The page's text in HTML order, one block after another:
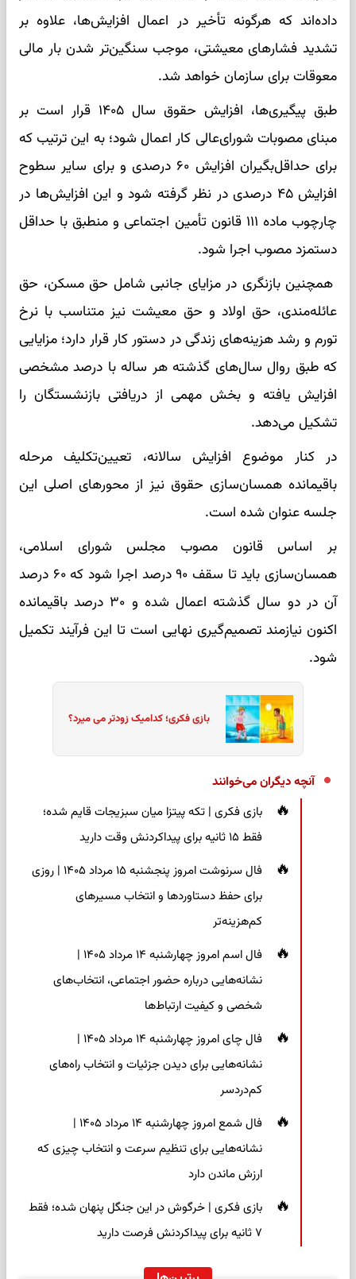
داده‌اند که هرگونه تأخیر در اعمال افزایش‌ها، علاوه بر
تشدید فشارهای معیشتی، موجب سنگین‌تر شدن بار مالی
معوقات برای سازمان خواهد شد.
طبق پیگیری‌ها، افزایش حقوق سال ۱۴۰۵ قرار است بر
مبنای مصوبات شورای‌عالی کار اعمال شود؛ به این ترتیب که
برای حداقل‌بگیران افزایش ۶۰ درصدی و برای سایر سطوح
افزایش ۴۵ درصدی در نظر گرفته شود و این افزایش‌ها در
چارچوب ماده ۱۱۱ قانون تأمین اجتماعی و منطبق با حداقل
دستمزد مصوب اجرا شود.
همچنین بازنگری در مزایای جانبی شامل حق مسکن، حق
عائله‌مندی، حق اولاد و حق معیشت نیز متناسب با نرخ
تورم و رشد هزینه‌های زندگی در دستور کار قرار دارد؛ مزایایی
که طبق روال سال‌های گذشته هر ساله با درصد مشخصی
افزایش یافته و بخش مهمی از دریافتی بازنشستگان را
تشکیل می‌دهد.
در کنار موضوع افزایش سالانه، تعیین‌تکلیف مرحله
باقیمانده همسان‌سازی حقوق نیز از محورهای اصلی این
جلسه عنوان شده است.
بر اساس قانون مصوب مجلس شورای اسلامی،
همسان‌سازی باید تا سقف ۹۰ درصد اجرا شود که ۶۰ درصد
آن در دو سال گذشته اعمال شده و ۳۰ درصد باقیمانده
اکنون نیازمند تصمیم‌گیری نهایی است تا این فرآیند تکمیل
شود.
بازی فکری؛ کدامیک زودتر می میرد؟
آنچه دیگران می‌خوانند
بازی فکری | تکه پیتزا میان سبزیجات قایم شده؛
فقط ۱۵ ثانیه برای پیداکردنش وقت دارید
فال سرنوشت امروز پنجشنبه ۱۵ مرداد ۱۴۰۵ | روزی
برای حفظ دستاوردها و انتخاب مسیرهای
کم‌هزینه‌تر
فال اسم امروز چهارشنبه ۱۴ مرداد ۱۴۰۵ |
نشانه‌هایی درباره حضور اجتماعی، انتخاب‌های
شخصی و کیفیت ارتباط‌ها
فال چای امروز چهارشنبه ۱۴ مرداد ۱۴۰۵ |
نشانه‌هایی برای دیدن جزئیات و انتخاب راه‌های
کم‌دردسر
فال شمع امروز چهارشنبه ۱۴ مرداد ۱۴۰۵ |
نشانه‌هایی برای تنظیم سرعت و انتخاب چیزی که
ارزش ماندن دارد
بازی فکری | خرگوش در این جنگل پنهان شده؛ فقط
۷ ثانیه برای پیداکردنش فرصت دارید